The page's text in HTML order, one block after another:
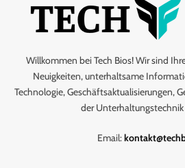
Willkommen bei Tech Bios! Wir sind
Neuigkeiten, unterhaltsame
Technologie, Geschäftsaktualisierungen,
der
Email: